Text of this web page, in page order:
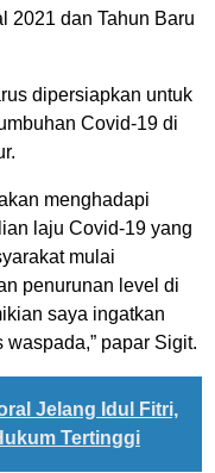
2021 dan Tahun Baru
dipersiapkan untuk
Covid-19 di
menghadapi
laju Covid-19 yang
mulai
penurunan level di
saya ingatkan
papar Sigit.
Jelang Idul Fitri,
Tertinggi